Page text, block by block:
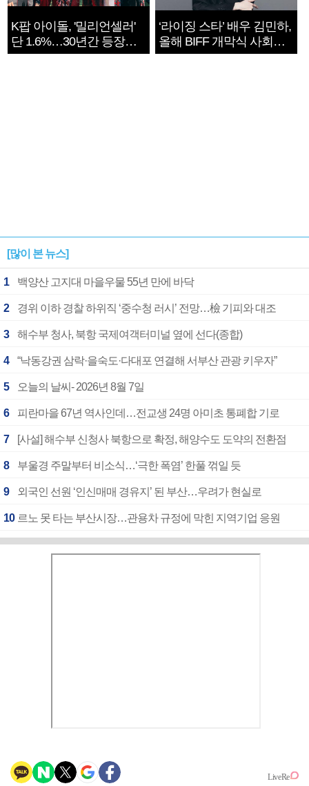
K팝 아이돌, '밀리언셀러'
단 1.6%…30년간 등장
1182개팀 전수조사
‘라이징 스타’ 배우 김민하,
올해 BIFF 개막식 사회자
확정
[많이 본 뉴스]
1 백양산 고지대 마을우물 55년 만에 바닥
2 경위 이하 경찰 하위직 ‘중수청 러시’ 전망…檢 기피와 대조
3 해수부 청사, 북항 국제여객터미널 옆에 선다(종합)
4 “낙동강권 삼락·을숙도·다대포 연결해 서부산 관광 키우자”
5 오늘의 날씨- 2026년 8월 7일
6 피란마을 67년 역사인데…전교생 24명 아미초 통폐합 기로
7 [사설] 해수부 신청사 북항으로 확정, 해양수도 도약의 전환점
8 부울경 주말부터 비소식…‘극한 폭염’ 한풀 꺾일 듯
9 외국인 선원 ‘인신매매 경유지’ 된 부산…우려가 현실로
10 르노 못 타는 부산시장…관용차 규정에 막힌 지역기업 응원